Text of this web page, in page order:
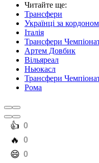
Читайте ще:
Трансфери
Українці за кордоном
Італія
Трансфери
Артем Довбик
Вільяреал
Ньюкасл
Трансфери
Рома
️👍 0
️🔥 0
️😄 0